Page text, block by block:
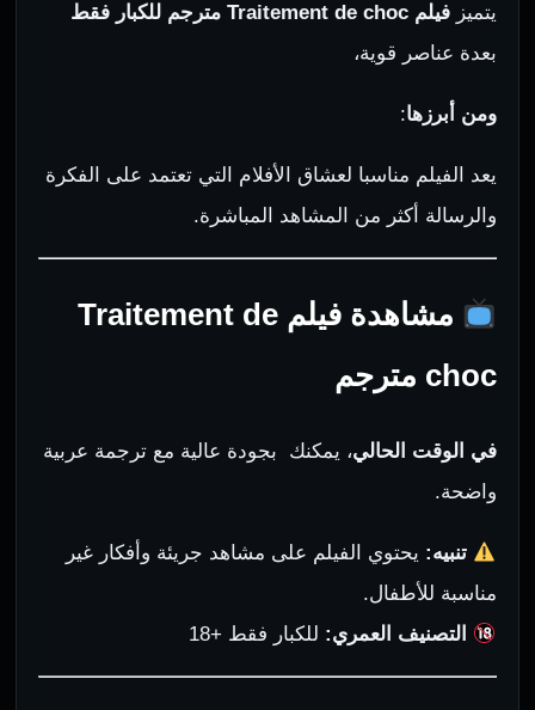
يتميزفيلم Traitement de choc مترجم للكبار فقط
بعدة عناصر قوية،
ومن أبرزها:
يعد الفيلم مناسبا لعشاق الأفلام التي تعتمد على الفكرة
والرسالة أكثر من المشاهد المباشرة.
مشاهدة فيلم Traitement de
choc مترجم
في الوقت الحالي، يمكنك بجودة عالية مع ترجمة عربية
واضحة.
تنبيه: يحتوي الفيلم على مشاهد جريئة وأفكار غير
مناسبة للأطفال.
التصنيف العمري: للكبار فقط +18